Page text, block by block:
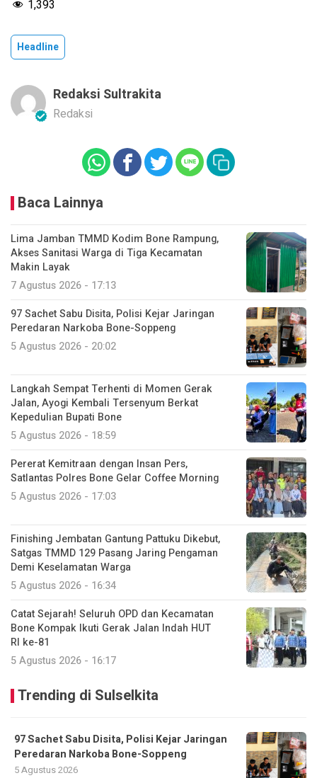
1,393
Headline
Redaksi Sultrakita
Redaksi
Baca Lainnya
Lima Jamban TMMD Kodim Bone Rampung,
Akses Sanitasi Warga di Tiga Kecamatan
Makin Layak
7 Agustus 2026 - 17:13
97 Sachet Sabu Disita, Polisi Kejar Jaringan
Peredaran Narkoba Bone-Soppeng
5 Agustus 2026 - 20:02
Langkah Sempat Terhenti di Momen Gerak
Jalan, Ayogi Kembali Tersenyum Berkat
Kepedulian Bupati Bone
5 Agustus 2026 - 18:59
Pererat Kemitraan dengan Insan Pers,
Satlantas Polres Bone Gelar Coffee Morning
5 Agustus 2026 - 17:03
Finishing Jembatan Gantung Pattuku Dikebut,
Satgas TMMD 129 Pasang Jaring Pengaman
Demi Keselamatan Warga
5 Agustus 2026 - 16:34
Catat Sejarah! Seluruh OPD dan Kecamatan
Bone Kompak Ikuti Gerak Jalan Indah HUT
RI ke-81
5 Agustus 2026 - 16:17
Trending di Sulselkita
97 Sachet Sabu Disita, Polisi Kejar Jaringan
Peredaran Narkoba Bone-Soppeng
5 Agustus 2026